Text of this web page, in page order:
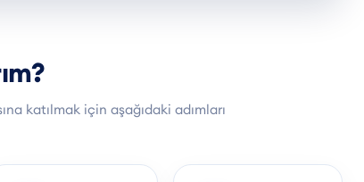
katılmak için aşağıdaki adımları